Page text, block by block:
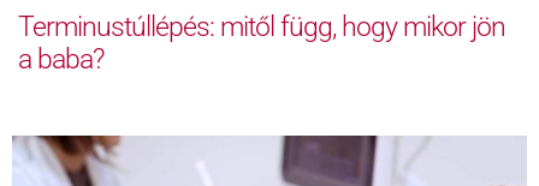
Terminustúllépés: mitől függ, hogy mikor jön
a baba?